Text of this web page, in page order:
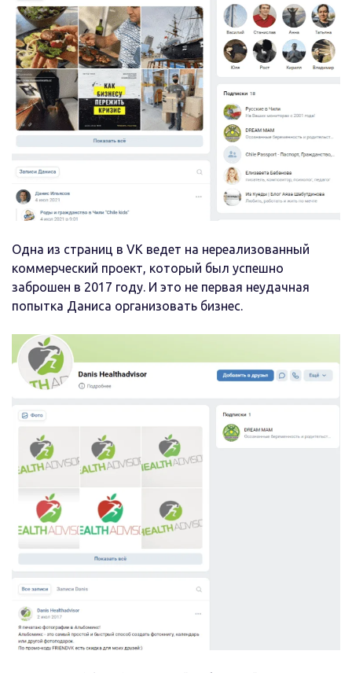
Одна из страниц в VK ведет на нереализованный
коммерческий проект, который был успешно
заброшен в 2017 году. И это не первая неудачная
попытка Даниса организовать бизнес.